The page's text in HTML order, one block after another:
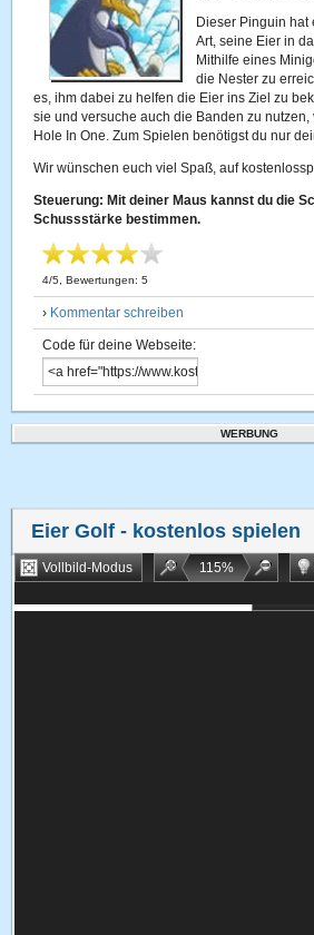
Dieser Pinguin
Art, seine Eier in
Mithilfe eines
die Nester zu
es, ihm dabei zu helfen die Eier ins Ziel zu
sie und versuche auch die Banden zu nutzen,
Hole In One. Zum Spielen benötigst du nur
Wir wünschen euch viel Spaß, auf
Steuerung: Mit deiner Maus kannst du die
Schussstärke bestimmen.
4/5 , Bewertungen:5
› Kommentar schreiben
Code für deine Webseite:
WERBUNG
Eier Golf - kostenlos spielen
Vollbild-Modus 115%